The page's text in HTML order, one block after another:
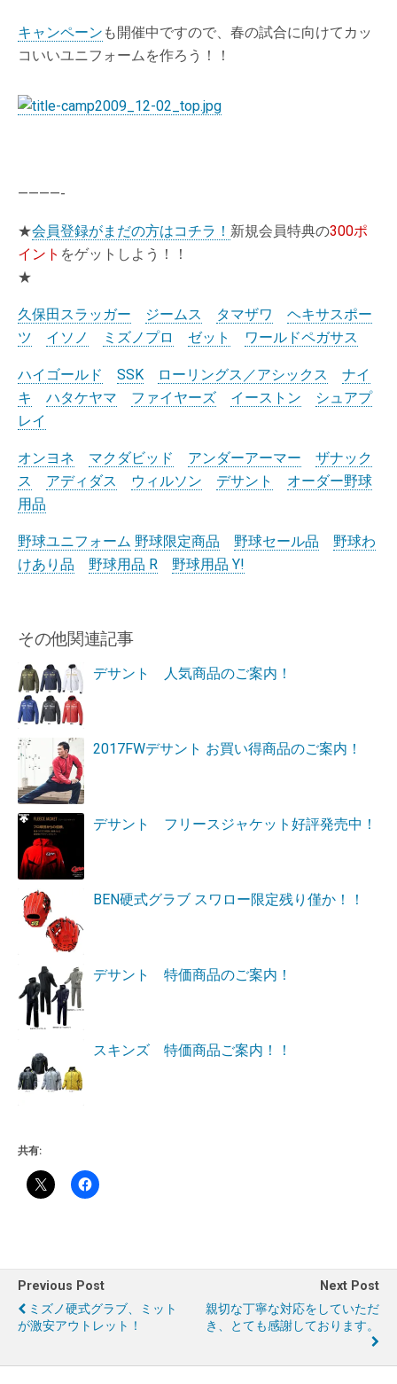
キャンペーン も開催中ですので、春の試合に向けてカッ
コいいユニフォームを作ろう！！
————-
★会員登録がまだの方はコチラ！ 新規会員特典の300ポ
イント をゲットしよう！！
★
久保田スラッガー ジームス タマザワ
ヘキサスポー
ツ
イソノ ミズノプロ ゼット ワールドペガサス
ハイゴールド SSK ローリングス／アシックス
ナイ
キ
ハタケヤマ ファイヤーズ イーストン
シュアプ
レイ
オンヨネ マクダビッド アンダーアーマー
ザナック
ス
アディダス ウィルソン デサント
オーダー野球
用品
野球ユニフォーム 野球限定商品 野球セール品
野球わ
けあり品
野球用品 R 野球用品 Y!
その他関連記事
デサント 人気商品のご案内！
2017FWデサント お買い得商品のご案内！
デサント フリースジャケット好評発売中！
BEN硬式グラブ スワロー限定残り僅か！！
デサント 特価商品のご案内！
スキンズ 特価商品ご案内！！
共有:
Previous Post
ミズノ硬式グラブ、ミット
が激安アウトレット！
Next Post
親切な丁寧な対応をしていただ
き、とても感謝しております。